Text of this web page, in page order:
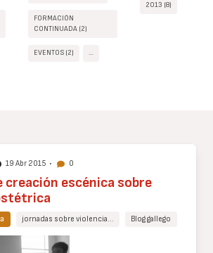
FORMACIÓN
CONTINUADA (2)
EVENTOS (2) …
2013 (8)
19 Abr 2015 • 0
creación escénica sobre
jornadas sobre violencia… Blog gallego